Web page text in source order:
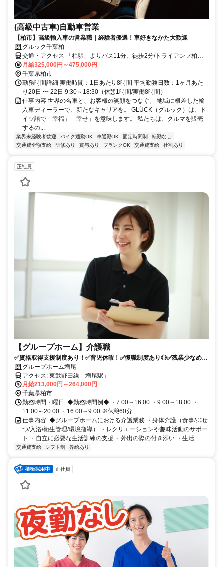
(高級中古車)自動車営業
【柏市】高級輸入車の営業職｜経験者優遇！車好きなかた大歓迎
グルック千葉柏
交通・アクセス 「柏駅」よりバス11分、徒歩2分/トライアンフ柏併
設店舗
月給325,000円～475,000円
千葉県柏市
勤務時間詳細 実働時間：1日あたり8時間 平均勤務日数：1ヶ月あた
り20日 〜 22日 9:30～18:30（休憩1時間/実働8時間）
仕事内容 世界の名車と、お客様の笑顔をつなぐ。 地域に根差した輸
入車ディーラーで、新たなキャリアを。 GLÜCK（グルック）は、ド
イツ語で「幸福」「幸せ」を意味します。 私たちは、クルマを販売
するの...
業界未経験者歓迎 バイク通勤OK 車通勤OK 固定時間制
転勤なし
交通費全額支給
研修あり 賞与あり ブランクOK 交通費支給 社割あり
正社員
【グループホーム】介護職
✅資格取得支援制度あり！✅育児休暇！✅復職制度あり◎✅残業少なめ！
グループホームの介護職
グループホーム増尾
アクセス: 東武野田線「増尾駅」
月給213,000円～264,000円
千葉県柏市
勤務時間・曜日: ◆勤務時間例◆ ・7:00～16:00 ・9:00～18:00 ・
11:00～20:00 ・16:00～9:00 ※休憩60分
仕事内容: ◆グループホームにおける介護業務 ・身体介護（食事/排せ
つ/入浴/衛生管理/環境指導） ・レクリエーションや趣味活動のサポー
ト ・自立に必要な生活訓練の支援 ・外出の際の付き添い ・生活...
交通費支給 シフト制 昇給あり
正社員